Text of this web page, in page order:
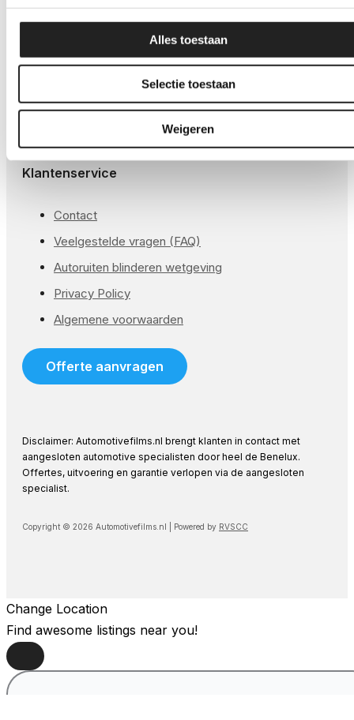
Alles toestaan
Selectie toestaan
Weigeren
Global® Glans PPF
Global® Matte PPF
GSW® Kleur PPF
Global® Koplampen folie
Klantenservice
Contact
Veelgestelde vragen (FAQ)
Autoruiten blinderen wetgeving
Privacy Policy
Algemene voorwaarden
Offerte aanvragen
Disclaimer: Automotivefilms.nl brengt klanten in contact met
aangesloten automotive specialisten door heel de Benelux.
Offertes, uitvoering en garantie verlopen via de aangesloten
specialist.
Copyright © 2026 Automotivefilms.nl | Powered by RVSCC
Change Location
Find awesome listings near you!
Change Location